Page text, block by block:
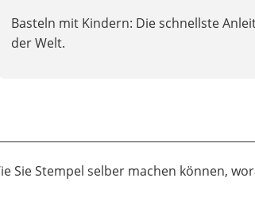
Basteln mit Kindern: Die schnellste
der Welt.
Sie Stempel selber machen können,